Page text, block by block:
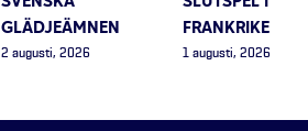
GLÄDJEÄMNEN
2 augusti, 2026
FRANKRIKE
1 augusti, 2026